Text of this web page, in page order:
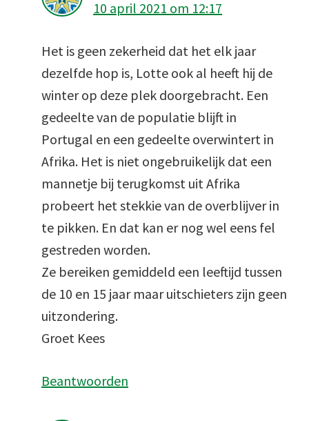
10 april 2021 om 12:17
Het is geen zekerheid dat het elk jaar
dezelfde hop is, Lotte ook al heeft hij de
winter op deze plek doorgebracht. Een
gedeelte van de populatie blijft in
Portugal en een gedeelte overwintert in
Afrika. Het is niet ongebruikelijk dat een
mannetje bij terugkomst uit Afrika
probeert het stekkie van de overblijver in
te pikken. En dat kan er nog wel eens fel
gestreden worden.
Ze bereiken gemiddeld een leeftijd tussen
de 10 en 15 jaar maar uitschieters zijn geen
uitzondering.
Groet Kees
Beantwoorden